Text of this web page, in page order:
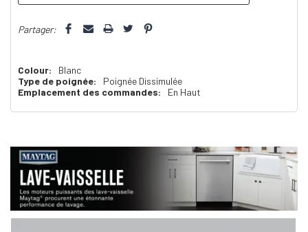
Partager:
Colour:
Blanc
Type de poignée:
Poignée Dissimulée
Emplacement des commandes:
En Haut